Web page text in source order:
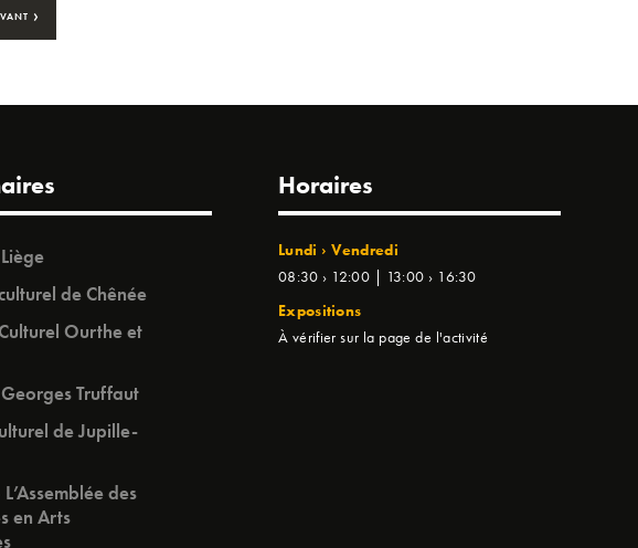
›
de Chênée
Ourthe et
Georges Truffaut
de Jupille-
des
en Arts
Horaires
Lundi › Vendredi
08:30 › 12:00 | 13:00 › 16:30
Expositions
À vérifier sur la page de l'activité